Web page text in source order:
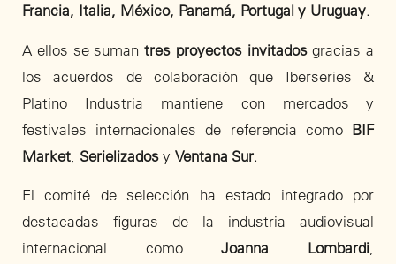
Francia, Italia, México, Panamá, Portugal y Uruguay.
A ellos se suman tres proyectos invitadosgracias a
los acuerdos de colaboración que Iberseries &
Platino Industria mantiene con mercados y
festivales internacionales de referencia como BIF
Market Serielizadosy Ventana Sur.
El comité de selección ha estado integrado por
destacadas figuras de la industria audiovisual
internacional comoJoanna Lombardi